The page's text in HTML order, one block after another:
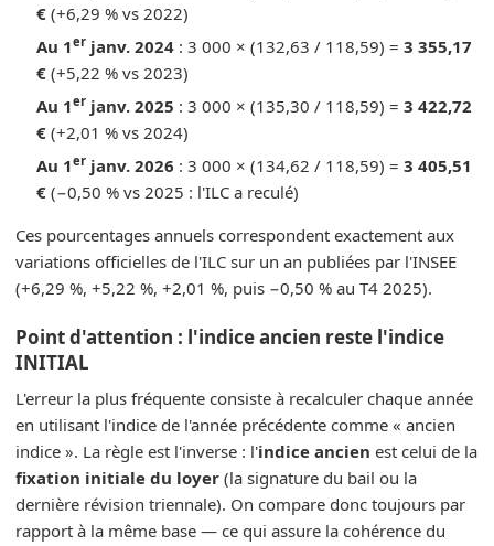
€(+6,29 % vs 2022)
Au 1erjanv. 2024: 3 000 × (132,63 / 118,59) = 3 355,17
€(+5,22 % vs 2023)
Au 1erjanv. 2025 : 3 000 × (135,30 / 118,59) = 3 422,72
€(+2,01 % vs 2024)
Au 1erjanv. 2026 : 3 000 × (134,62 / 118,59) = 3 405,51
€(−0,50 % vs 2025 : l'ILC a reculé)
Ces pourcentages annuels correspondent exactement aux
variations officielles de l'ILC sur un an publiées par l'INSEE
(+6,29 %, +5,22 %, +2,01 %, puis −0,50 % au T4 2025).
Point d'attention : l'indice ancien reste l'indice
INITIAL
L'erreur la plus fréquente consiste à recalculer chaque année
en utilisant l'indice de l'année précédente comme « ancien
indice ». La règle est l'inverse : l'indice ancien est celui de la
fixation initiale du loyer (la signature du bail ou la
dernière révision triennale). On compare donc toujours par
rapport à la même base — ce qui assure la cohérence du